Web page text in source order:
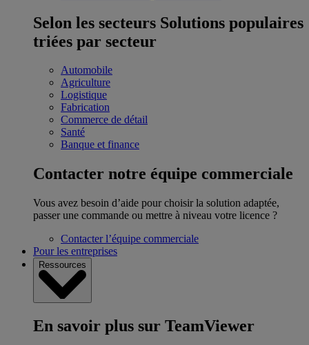
Selon les secteurs Solutions populaires
triées par secteur
Automobile
Agriculture
Logistique
Fabrication
Commerce de détail
Santé
Banque et finance
Contacter notre équipe commerciale
Vous avez besoin d’aide pour choisir la solution adaptée,
passer une commande ou mettre à niveau votre licence ?
Contacter l’équipe commerciale
Pour les entreprises
Ressources
En savoir plus sur TeamViewer